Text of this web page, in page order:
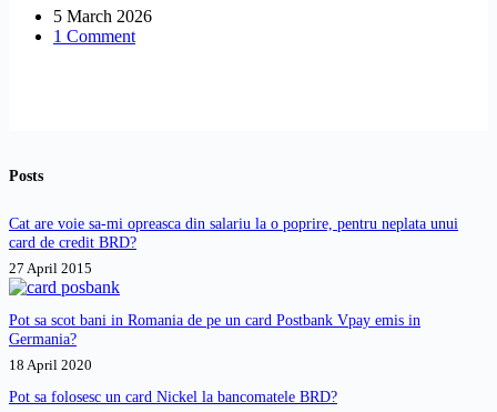
de
1.460
credit
IFN?
5 March 2026
1 Comment
Posts
Cat are voie sa-mi opreasca din salariu la o poprire, pentru neplata unui
card de credit BRD?
27 April 2015
Pot sa scot bani in Romania de pe un card Postbank Vpay emis in
Germania?
18 April 2020
Pot sa folosesc un card Nickel la bancomatele BRD?